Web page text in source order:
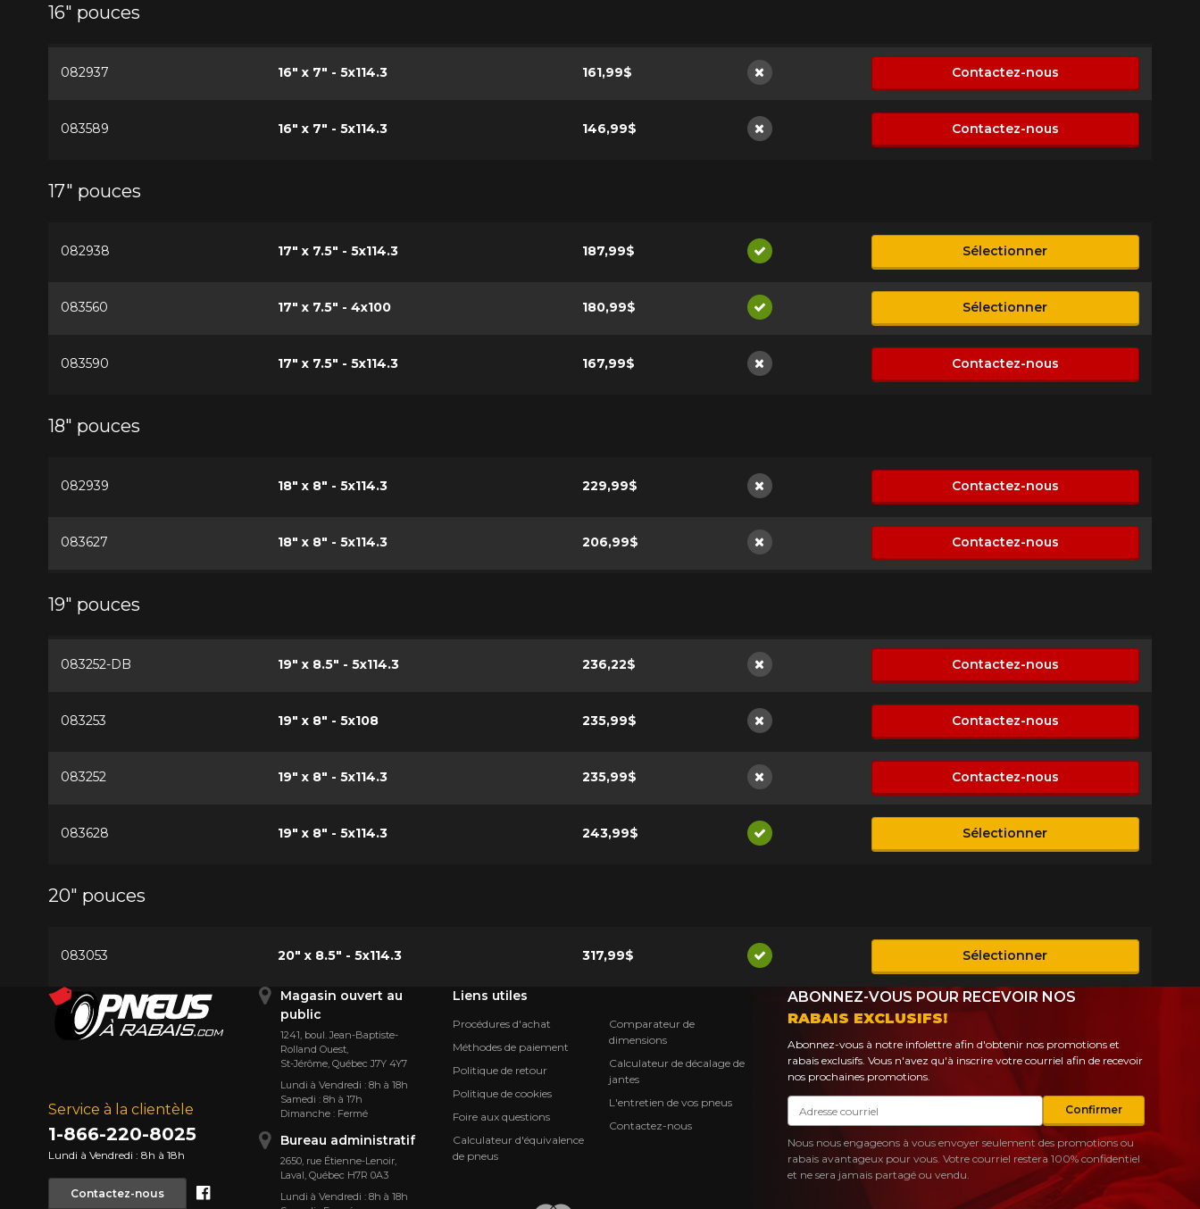
16" pouces
082937 16" x 7" - 5x114.3 161,99$
Non disponible
Contactez-nous
083589 16" x 7" - 5x114.3 146,99$
Non disponible
Contactez-nous
17" pouces
082938 17" x 7.5" - 5x114.3 187,99$
Disponible
Sélectionner
083560 17" x 7.5" - 4x100 180,99$
Disponible
Sélectionner
083590 17" x 7.5" - 5x114.3 167,99$
Non disponible
Contactez-nous
18" pouces
082939 18" x 8" - 5x114.3 229,99$
Non disponible
Contactez-nous
083627 18" x 8" - 5x114.3 206,99$
Non disponible
Contactez-nous
19" pouces
083252-DB 19" x 8.5" - 5x114.3 236,22$
Non disponible
Contactez-nous
083253 19" x 8" - 5x108 235,99$
Non disponible
Contactez-nous
083252 19" x 8" - 5x114.3 235,99$
Non disponible
Contactez-nous
083628 19" x 8" - 5x114.3 243,99$
Disponible
Sélectionner
20" pouces
083053 20" x 8.5" - 5x114.3 317,99$
Disponible
Sélectionner
Service à la clientèle
1-866-220-8025
Lundi à Vendredi : 8h à 18h
Contactez-nous Facebook
Magasin ouvert au
public
1241, boul. Jean-Baptiste-
Rolland Ouest,
St⁠-⁠Jérôme, Québec J7Y 4Y7
Lundi à Vendredi : 8h à 18h
Samedi : 8h à 17h
Dimanche : Fermé
Bureau administratif
2650, rue Étienne⁠-⁠Lenoir,
Laval, Québec H7R 0A3
Lundi à Vendredi : 8h à 18h
Liens utiles
Procédures d'achat
Méthodes de paiement
Politique de retour
Politique de cookies
Foire aux questions
Calculateur d'équivalence
de pneus
Comparateur de
dimensions
Calculateur de décalage de
jantes
L'entretien de vos pneus
Contactez-nous
ABONNEZ-VOUS POUR RECEVOIR NOS
RABAIS EXCLUSIFS!
Abonnez-vous à notre infolettre afin d'obtenir nos promotions et
rabais exclusifs. Vous n'avez qu'à inscrire votre courriel afin de recevoir
nos prochaines promotions.
Courriel
Confirmer
Nous nous engageons à vous envoyer seulement des promotions ou
rabais avantageux pour vous. Votre courriel restera 100% confidentiel
et ne sera jamais partagé ou vendu.